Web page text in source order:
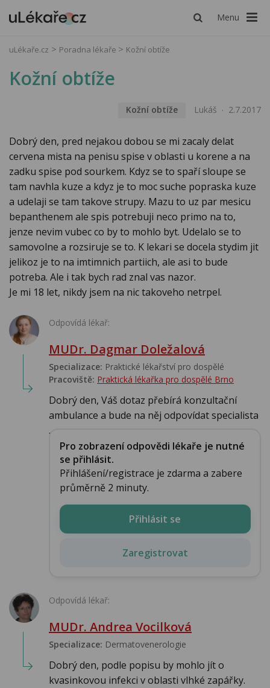
Menu
uLékaře.cz Poradna lékaře Kožní obtíže
Kožní obtíže
Kožní obtíže Lukáš 2.7.2017
Dobrý den, pred nejakou dobou se mi zacaly delat
cervena mista na penisu spise v oblasti u korene a na
zadku spise pod sourkem. Kdyz se to spaří sloupe se
tam navhla kuze a kdyz je to moc suche popraska kuze
a udelaji se tam takove strupy. Mazu to uz par mesicu
bepanthenem ale spis potrebuji neco primo na to,
jenze nevim vubec co by to mohlo byt. Udelalo se to
samovolne a rozsiruje se to. K lekari se docela stydim jit
jelikoz je to na imtimnich partiich, ale asi to bude
potreba. Ale i tak bych rad znal vas nazor.
Je mi 18 let, nikdy jsem na nic takoveho netrpel.
Odpovídá lékař:
MUDr. Dagmar Doležalová
Specializace: Praktické lékařství pro dospělé
Pracoviště: Praktická lékařka pro dospělé Brno
Dobrý den, Váš dotaz přebírá konzultační
ambulance a bude na něj odpovídat specialista
....
Pro zobrazení odpovědi lékaře je nutné
se přihlásit.
Přihlášení/registrace je zdarma a zabere
průměrně 2 minuty.
Přihlásit se
Zaregistrovat
Odpovídá lékař:
MUDr. Andrea Vocilková
Specializace: Dermatovenerologie
Dobrý den, podle popisu by mohlo jít o
kvasinkovou infekci v oblasti vlhké zapářky.